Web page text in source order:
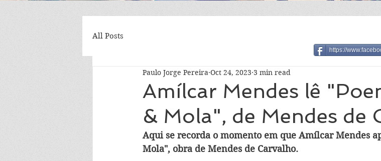
All Posts
Amílcar Mendes lê
& Mola", de Mendes de
Paulo Jorge Pereira Oct 24, 2023 3 min read
Aqui se recorda o momento em que Amílcar Mendes
Mola", obra de Mendes de Carvalho.
https://